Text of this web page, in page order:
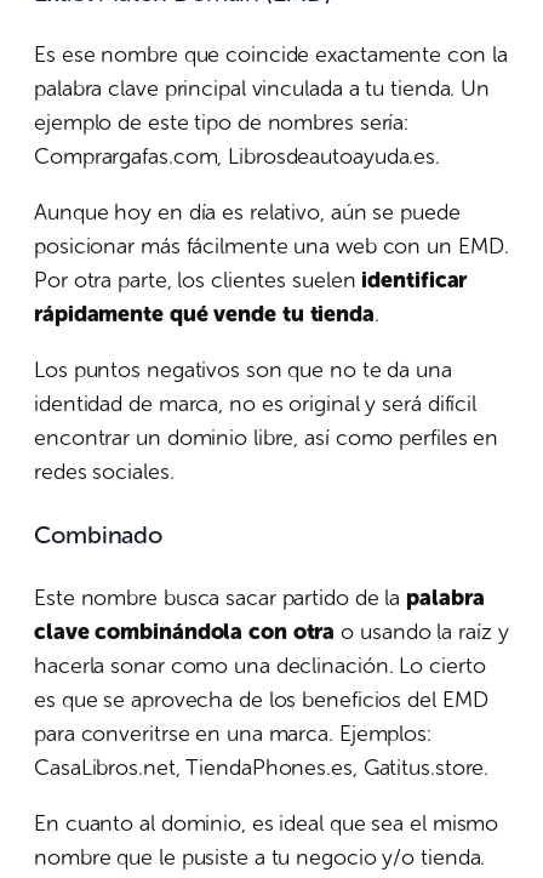
Es ese nombre que coincide exactamente con la
palabra clave principal vinculada a tu tienda. Un
ejemplo de este tipo de nombres sería:
Comprargafas.com, Librosdeautoayuda.es.
Aunque hoy en día es relativo, aún se puede
posicionar más fácilmente una web con un EMD.
Por otra parte, los clientes suelen identificar
rápidamente qué vende tu tienda.
Los puntos negativos son que no te da una
identidad de marca, no es original y será difícil
encontrar un dominio libre, así como perfiles en
redes sociales.
Combinado
Este nombre busca sacar partido de la palabra
clave combinándola con otra o usando la raíz y
hacerla sonar como una declinación. Lo cierto
es que se aprovecha de los beneficios del EMD
para converitrse en una marca. Ejemplos:
CasaLibros.net, TiendaPhones.es, Gatitus.store.
En cuanto al dominio, es ideal que sea el mismo
nombre que le pusiste a tu negocio y/o tienda.